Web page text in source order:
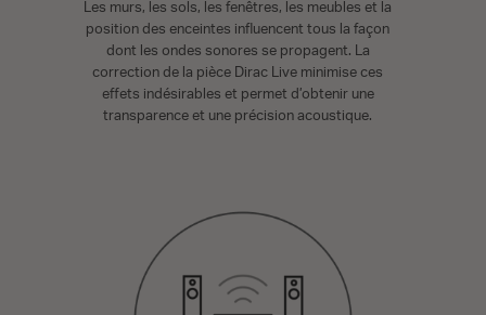
Les murs, les sols, les fenêtres, les meubles et la
position des enceintes influencent tous la façon
dont les ondes sonores se propagent. La
correction de la pièce Dirac Live minimise ces
effets indésirables et permet d’obtenir une
transparence et une précision acoustique.